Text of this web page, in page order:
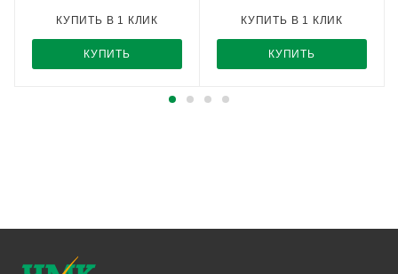
КУПИТЬ
КУПИТЬ В 1 КЛИК
КУПИТЬ
КУПИТЬ В 1 КЛИК